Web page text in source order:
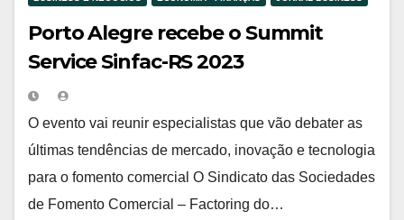
Porto Alegre recebe o Summit
Service Sinfac-RS 2023
O evento vai reunir especialistas que vão debater as
últimas tendências de mercado, inovação e tecnologia
para o fomento comercial O Sindicato das Sociedades
de Fomento Comercial – Factoring do…